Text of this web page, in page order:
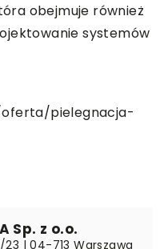
obejmuje również
systemów
pielegnacja-
Sp. z o.o.
23 | 04-713 Warszawa